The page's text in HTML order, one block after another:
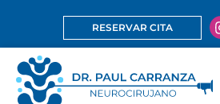
RESERVAR CITA